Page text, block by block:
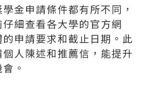
金申請條件都有所不同，
細查看各大學的官方網
申請要求和截止日期。此
人陳述和推薦信，能提升
。